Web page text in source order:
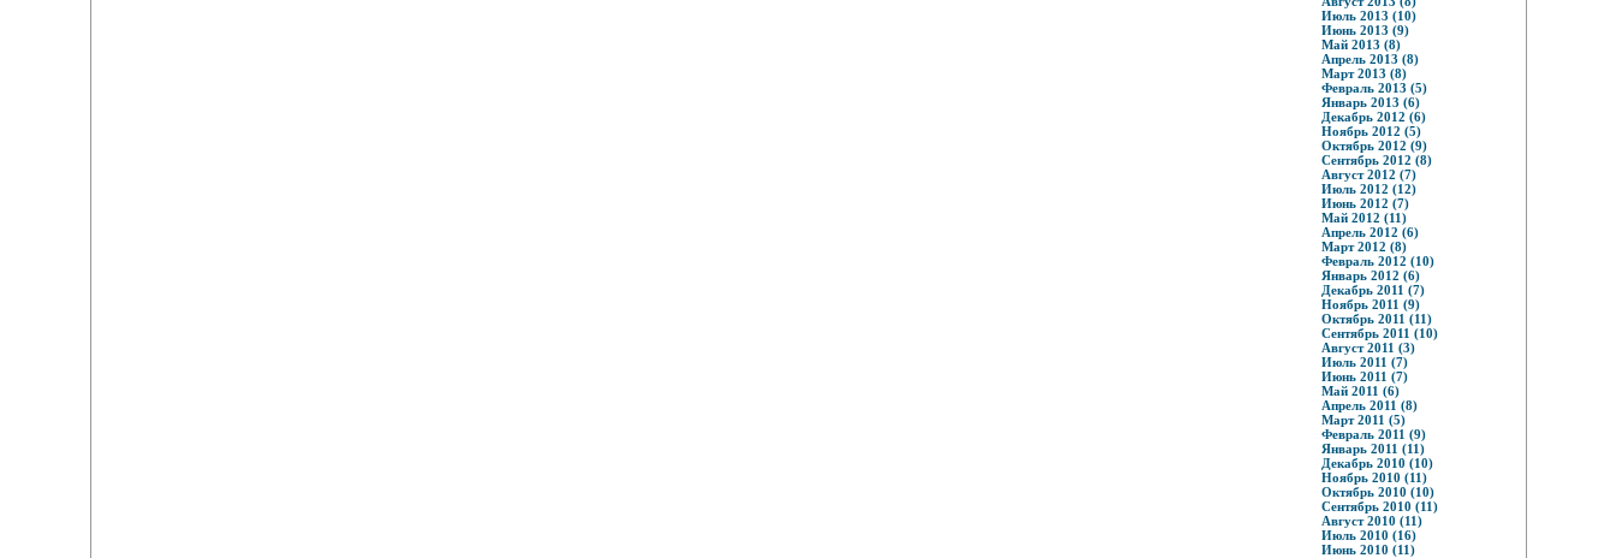
Июль 2013 (10)
Июнь 2013 (9)
Май 2013 (8)
Апрель 2013 (8)
Март 2013 (8)
Февраль 2013 (5)
Январь 2013 (6)
Декабрь 2012 (6)
Ноябрь 2012 (5)
Октябрь 2012 (9)
Сентябрь 2012 (8)
Август 2012 (7)
Июль 2012 (12)
Июнь 2012 (7)
Май 2012 (11)
Апрель 2012 (6)
Март 2012 (8)
Февраль 2012 (10)
Январь 2012 (6)
Декабрь 2011 (7)
Ноябрь 2011 (9)
Октябрь 2011 (11)
Сентябрь 2011 (10)
Август 2011 (3)
Июль 2011 (7)
Июнь 2011 (7)
Май 2011 (6)
Апрель 2011 (8)
Март 2011 (5)
Февраль 2011 (9)
Январь 2011 (11)
Декабрь 2010 (10)
Ноябрь 2010 (11)
Октябрь 2010 (10)
Сентябрь 2010 (11)
Август 2010 (11)
Июль 2010 (16)
Июнь 2010 (11)